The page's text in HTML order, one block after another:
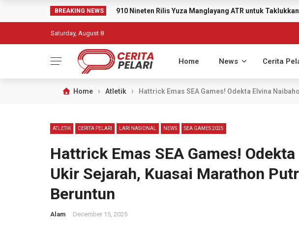
BREAKING NEWS 910 Nineten Rilis Yuza Manglayang ATR untuk
Saturday, August 8
Home News Cerita
Home › Atletik › Hattrick Emas SEA Games! Odekta Elvina
ATLETIK CERITA PELARI LARI NASIONAL NEWS SEA GAMES 2025
Hattrick Emas SEA Games!
Ukir Sejarah, Kuasai Marathon
Beruntun
Alam December 15, 2025